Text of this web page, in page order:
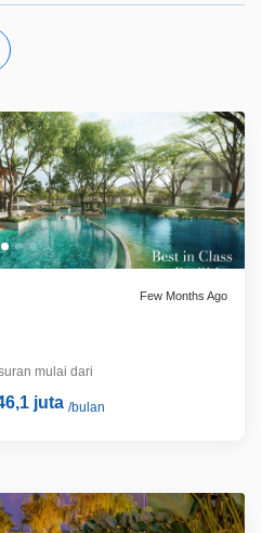
menyeimbangkan kehidupan
dan daya dukung lingkungan yang
system tata air mandiri dan perimeter
listrik dan pengolahan air WTP dan
berpengalaman
Few Months Ago
mulai dari
juta /bulan